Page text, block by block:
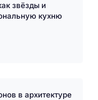
звёзды и
кухню
в архитектуре